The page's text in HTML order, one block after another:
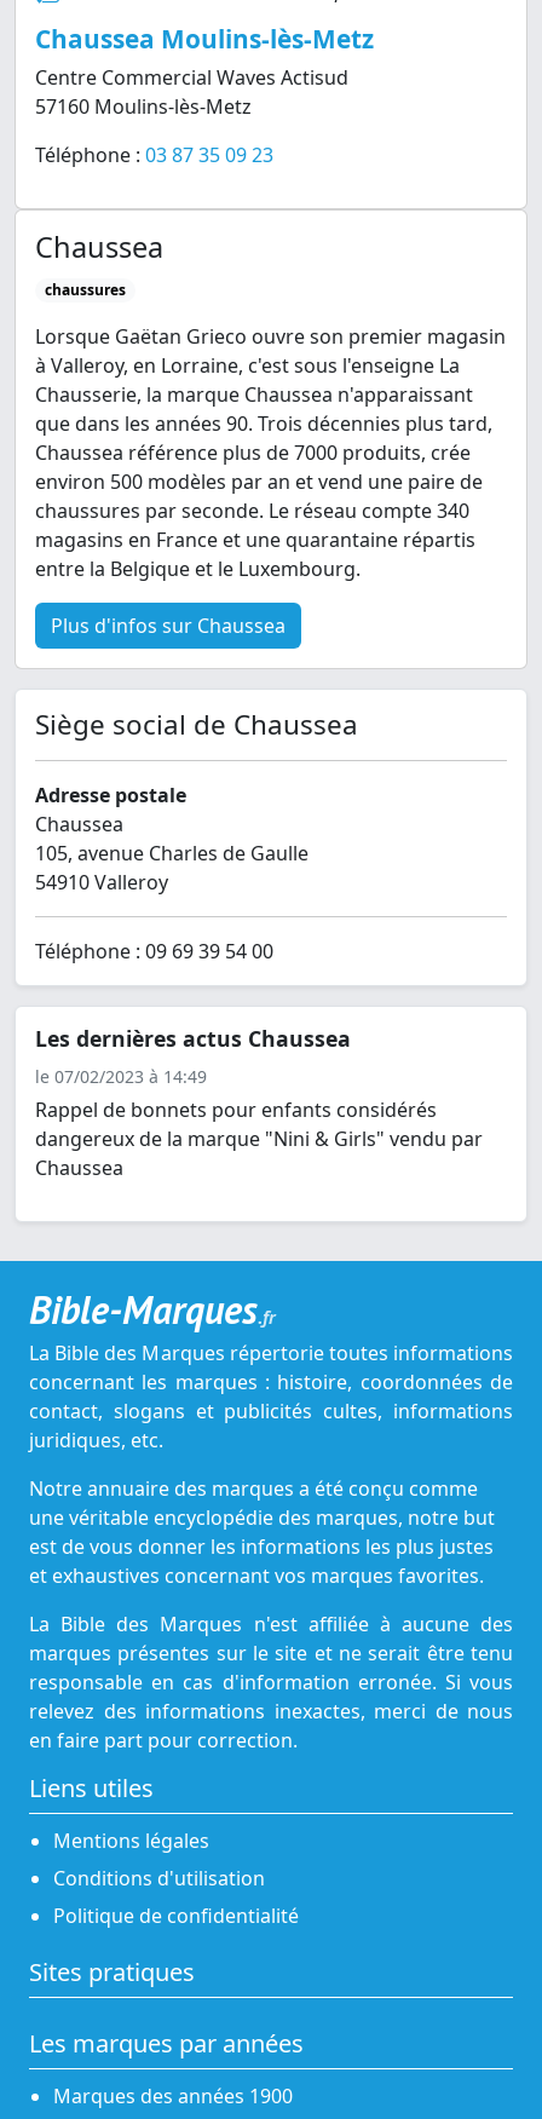
Chaussea Moulins-lès-Metz
Centre Commercial Waves Actisud
57160 Moulins-lès-Metz
Téléphone : 03 87 35 09 23
Chaussea
chaussures
Lorsque Gaëtan Grieco ouvre son premier magasin
à Valleroy, en Lorraine, c'est sous l'enseigne La
Chausserie, la marque Chaussea n'apparaissant
que dans les années 90. Trois décennies plus tard,
Chaussea référence plus de 7000 produits, crée
environ 500 modèles par an et vend une paire de
chaussures par seconde. Le réseau compte 340
magasins en France et une quarantaine répartis
entre la Belgique et le Luxembourg.
Plus d'infos sur Chaussea
Siège social de Chaussea
Adresse postale
Chaussea
105, avenue Charles de Gaulle
54910 Valleroy
Téléphone : 09 69 39 54 00
Les dernières actus Chaussea
le 07/02/2023 à 14:49
Rappel de bonnets pour enfants considérés
dangereux de la marque "Nini & Girls" vendu par
Chaussea
Bible-Marques.fr
La Bible des Marques répertorie toutes informations
concernant les marques : histoire, coordonnées de
contact, slogans et publicités cultes, informations
juridiques, etc.
Notre annuaire des marques a été conçu comme
une véritable encyclopédie des marques, notre but
est de vous donner les informations les plus justes
et exhaustives concernant vos marques favorites.
La Bible des Marques n'est affiliée à aucune des
marques présentes sur le site et ne serait être tenu
responsable en cas d'information erronée. Si vous
relevez des informations inexactes, merci de nous
en faire part pour correction.
Liens utiles
Mentions légales
Conditions d'utilisation
Politique de confidentialité
Sites pratiques
Les marques par années
Marques des années 1900